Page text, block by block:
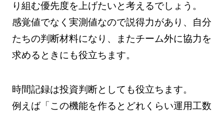
り組む優先度を上げたいと考えるでしょう。
感覚値でなく実測値なので説得力があり、自分
たちの判断材料になり、またチーム外に協力を
求めるときにも役立ちます。
時間記録は投資判断としても役立ちます。
例えば「この機能を作るとどれくらい運用工数